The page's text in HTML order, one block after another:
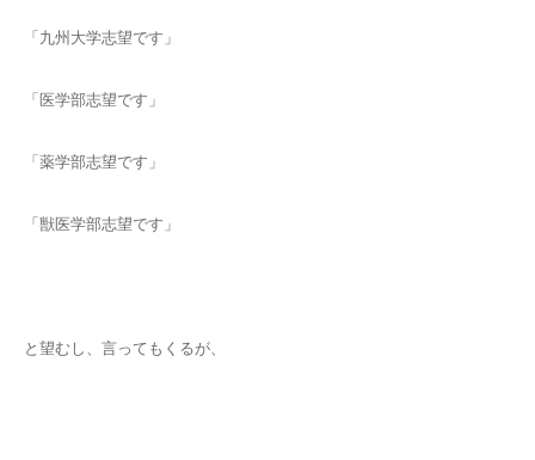
「九州大学志望です」
「医学部志望です」
「薬学部志望です」
「獣医学部志望です」
と望むし、言ってもくるが、